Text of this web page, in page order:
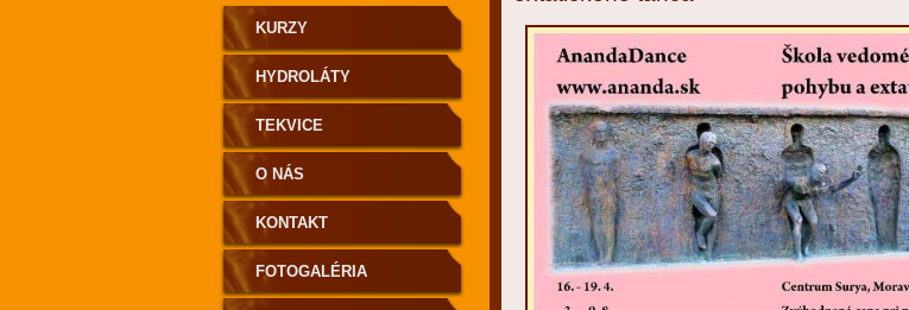
KURZY
HYDROLÁTY
TEKVICE
O NÁS
KONTAKT
FOTOGALÉRIA